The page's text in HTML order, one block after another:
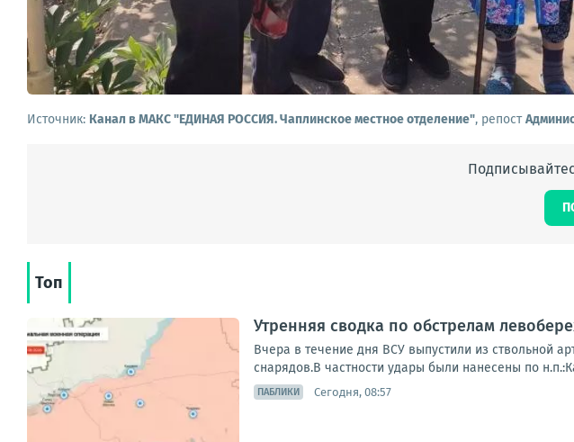
Источник: Канал в МАКС "ЕДИНАЯ РОССИЯ. Чаплинское местное отделение", репост
Топ
Утренняя сводка по обстрелам
Вчера в течение дня ВСУ выпустили из ствольной
снарядов.В частности удары были нанесены по
ПАБЛИКИ Сегодня, 08:57